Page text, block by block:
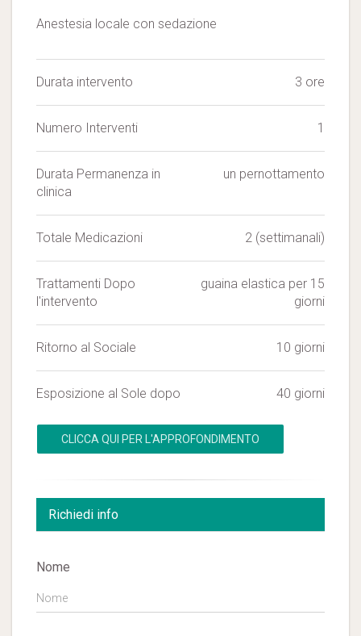
Anestesia locale con sedazione
Durata intervento 3 ore
Numero Interventi 1
Durata Permanenza in
clinica
un pernottamento
Totale Medicazioni 2 (settimanali)
Trattamenti Dopo
l'intervento
guaina elastica per 15
giorni
Ritorno al Sociale 10 giorni
Esposizione al Sole dopo 40 giorni
CLICCA QUI PER L'APPROFONDIMENTO
Richiedi info
Nome